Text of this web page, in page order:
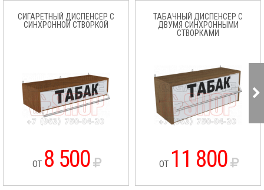
СИГАРЕТНЫЙ ДИСПЕНСЕР С
СИНХРОННОЙ СТВОРКОЙ
ОТ 8 500
ТАБАЧНЫЙ ДИСПЕНСЕР С
ДВУМЯ СИНХРОННЫМИ
СТВОРКАМИ
ОТ 11 800